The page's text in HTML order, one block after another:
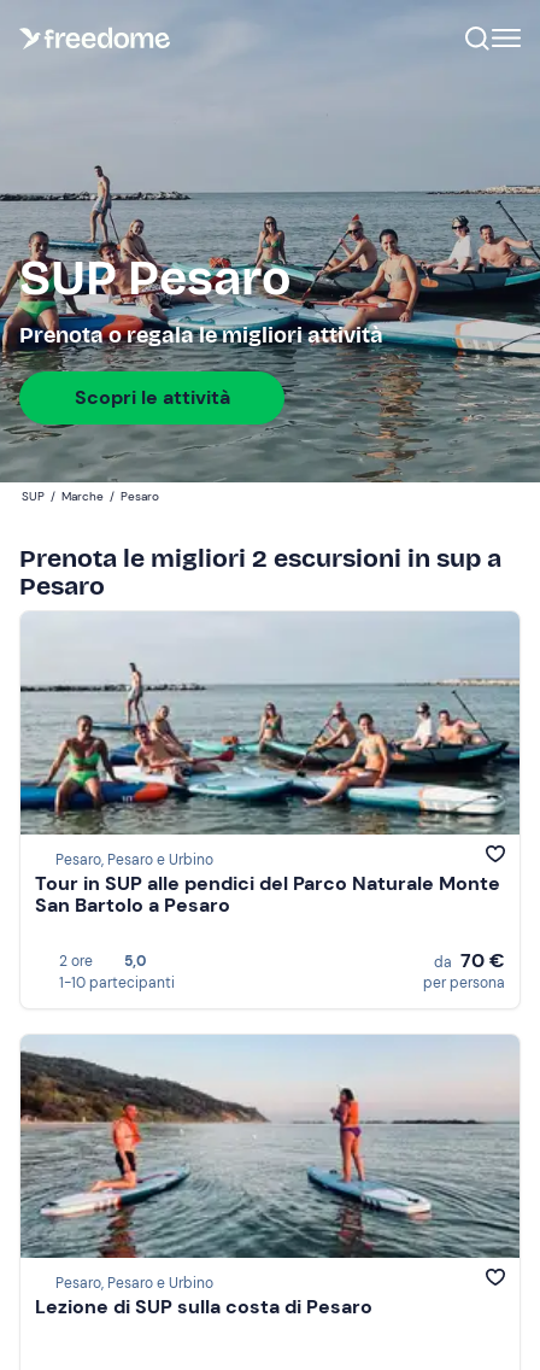
SUP Pesaro
Prenota o regala le migliori attività
Scopri le attività
SUP / Marche / Pesaro
Prenota le migliori 2 escursioni in sup a
Pesaro
Pesaro, Pesaro e Urbino
Tour in SUP alle pendici del Parco Naturale Monte
San Bartolo a Pesaro
2 ore
5,0
1-10 partecipanti
da 70 €
per persona
Pesaro, Pesaro e Urbino
Lezione di SUP sulla costa di Pesaro